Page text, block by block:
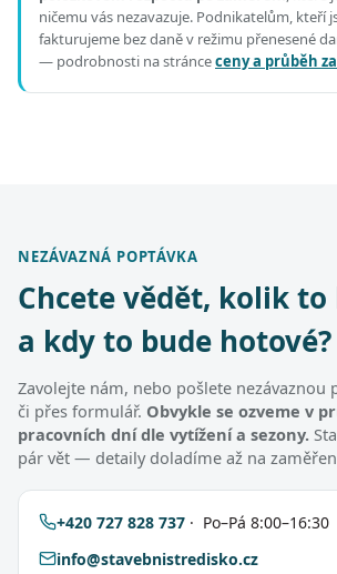
ničemu vás nezavazuje. Podnikatelům, kteří
fakturujeme bez daně v režimu přenesené
— podrobnosti na stránceceny a průběh
NEZÁVAZNÁ POPTÁVKA
Chcete vědět, kolik
a kdy to bude hotové?
Zavolejte nám, nebo pošlete nezávaznou
či přes formulář. Obvykle se ozveme v
pracovních dní dle vytížení a sezony.
pár vět — detaily doladíme až na
+420 727 828 737 · Po–Pá 8:00–16:30
info@stavebnistredisko.cz